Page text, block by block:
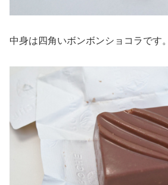
中身は四角いボンボンショコラです。